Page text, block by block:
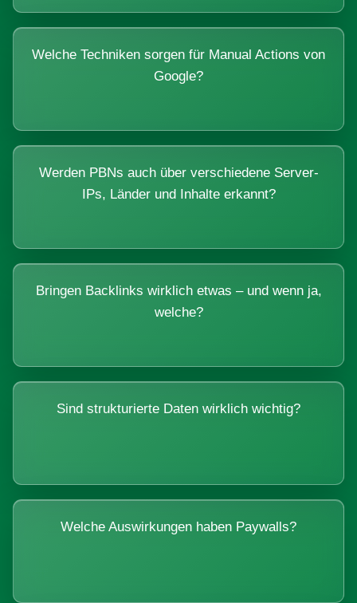
Welche Techniken sorgen für Manual Actions von
Google?
Werden PBNs auch über verschiedene Server-
IPs, Länder und Inhalte erkannt?
Bringen Backlinks wirklich etwas – und wenn ja,
welche?
Sind strukturierte Daten wirklich wichtig?
Welche Auswirkungen haben Paywalls?